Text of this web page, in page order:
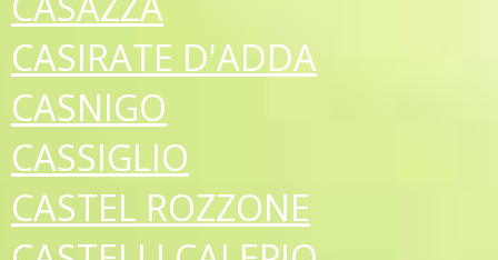
CASIRATE D'ADDA
CASNIGO
CASSIGLIO
CASTEL ROZZONE